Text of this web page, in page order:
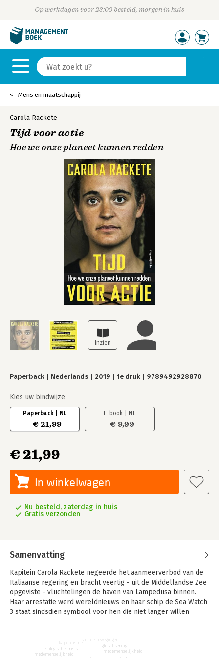
Op werkdagen voor 23:00 besteld, morgen in huis
Mens en maatschappij
Carola Rackete
Tijd voor actie
Hoe we onze planeet kunnen redden
Paperback Nederlands 2019 1e druk 9789492928870
Kies uw bindwijze
Paperback | NL
€ 21,99
E-book | NL
€ 9,99
€ 21,99
In winkelwagen
Nu besteld, zaterdag in huis
Gratis verzonden
Samenvatting
Kapitein Carola Rackete negeerde het aanmeerverbod van de
Italiaanse regering en bracht veertig - uit de Middellandse Zee
opgeviste - vluchtelingen de haven van Lampedusa binnen.
Haar arrestatie werd wereldnieuws en haar schip de Sea Watch
3 staat sindsdien symbool voor hen die niet langer willen
de directe samenhang tussen vluchtelingenstromen, de
klimaatcrisis en de toenemende ongelijkheid in de wereld, en
medemenselijkheid
ecologische crisis
kapitalisme
sociale bewegingen
globalisering
medemenselijkheid